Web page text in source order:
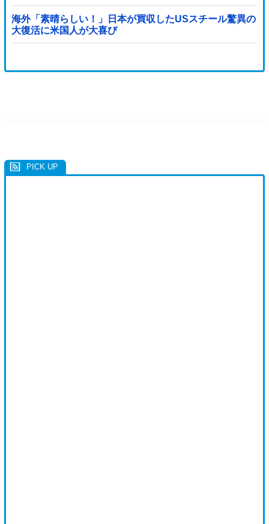
海外「素晴らしい！」日本が買収したUSスチール驚異の
大復活に米国人が大喜び